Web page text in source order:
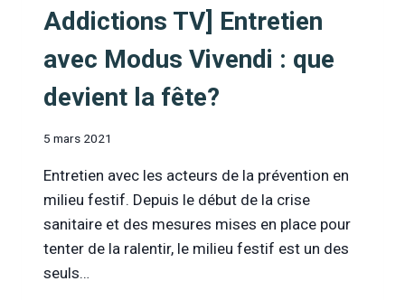
Addictions TV] Entretien
avec Modus Vivendi : que
devient la fête?
5 mars 2021
Entretien avec les acteurs de la prévention en
milieu festif. Depuis le début de la crise
sanitaire et des mesures mises en place pour
tenter de la ralentir, le milieu festif est un des
seuls…